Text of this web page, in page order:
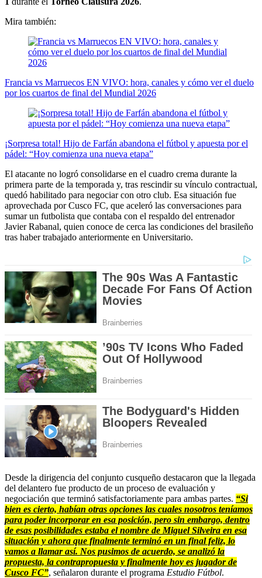
Mira también:
Francia vs Marruecos EN VIVO: hora, canales y cómo ver el duelo
por los cuartos de final del Mundial 2026
¡Sorpresa total! Hijo de Farfán abandona el fútbol y apuesta por el
pádel: “Hoy comienza una nueva etapa”
El atacante no logró consolidarse en el cuadro crema durante la
primera parte de la temporada y, tras rescindir su vínculo contractual,
quedó habilitado para negociar con otro club. Esa situación fue
aprovechada por Cusco FC, que aceleró las conversaciones para
sumar un futbolista que contaba con el respaldo del entrenador
Javier Rabanal, quien conoce de cerca las condiciones del brasileño
tras haber trabajado anteriormente en Universitario.
Desde la dirigencia del conjunto cusqueño destacaron que la llegada
del delantero fue producto de un proceso de evaluación y
negociación que terminó satisfactoriamente para ambas partes. “Si
bien es cierto, habían otras opciones las cuales nosotros teníamos
para poder incorporar en esa posición, pero sin embargo, dentro
de esas posibilidades estaba el nombre de Miguel Silveira en esa
situación y ahora que finalmente terminó en un final feliz, lo
vamos a llamar así. Nos pusimos de acuerdo, se analizó la
propuesta, la contrapropuesta y finalmente hoy es jugador de
Cusco FC”, señalaron durante el programa Estudio Fútbol.